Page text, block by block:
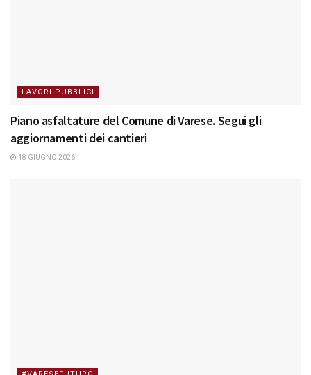
LAVORI PUBBLICI
Piano asfaltature del Comune di Varese. Segui gli
aggiornamenti dei cantieri
18 GIUGNO 2026